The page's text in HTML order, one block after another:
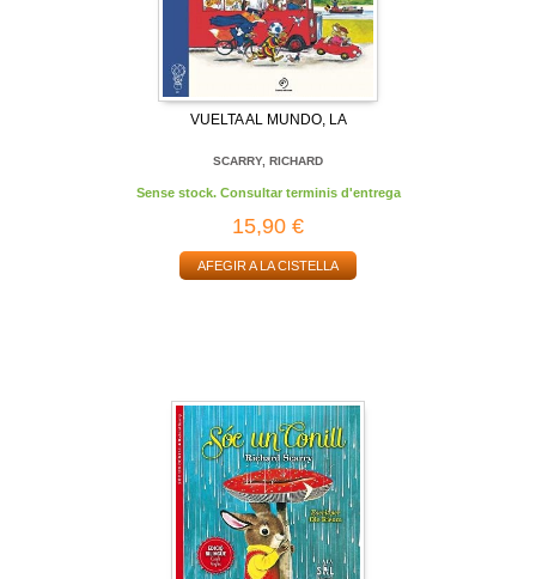
VUELTA AL MUNDO, LA
SCARRY, RICHARD
Sense stock. Consultar terminis d'entrega
15,90 €
AFEGIR A LA CISTELLA